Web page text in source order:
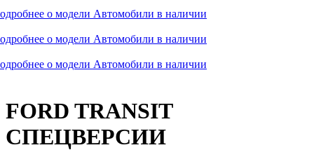
о модели Автомобили в наличии
о модели Автомобили в наличии
о модели Автомобили в наличии
FORD TRANSIT
СПЕЦВЕРСИИ